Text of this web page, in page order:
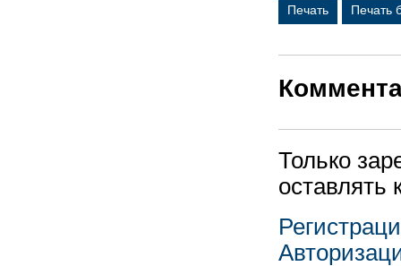
Печать Печать
Только
оставлять